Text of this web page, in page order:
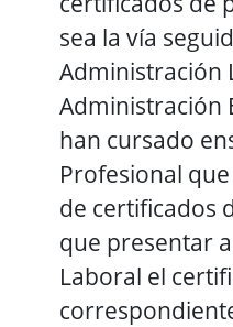
sea la vía
Administración
Administración
han cursado
Profesional
de certificados
que presentar
Laboral el